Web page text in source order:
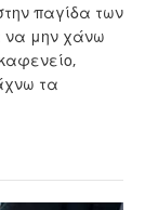
παγίδα των
να μην χάνω
τα